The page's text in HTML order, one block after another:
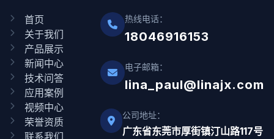
首页
关于我们
产品展示
新闻中心
技术问答
应用案例
视频中心
荣誉资质
联系我们
热线电话：
18046916153
电子邮箱：
lina_paul@linajx.com
公司地址：
广东省东莞市厚街镇汀山路117号